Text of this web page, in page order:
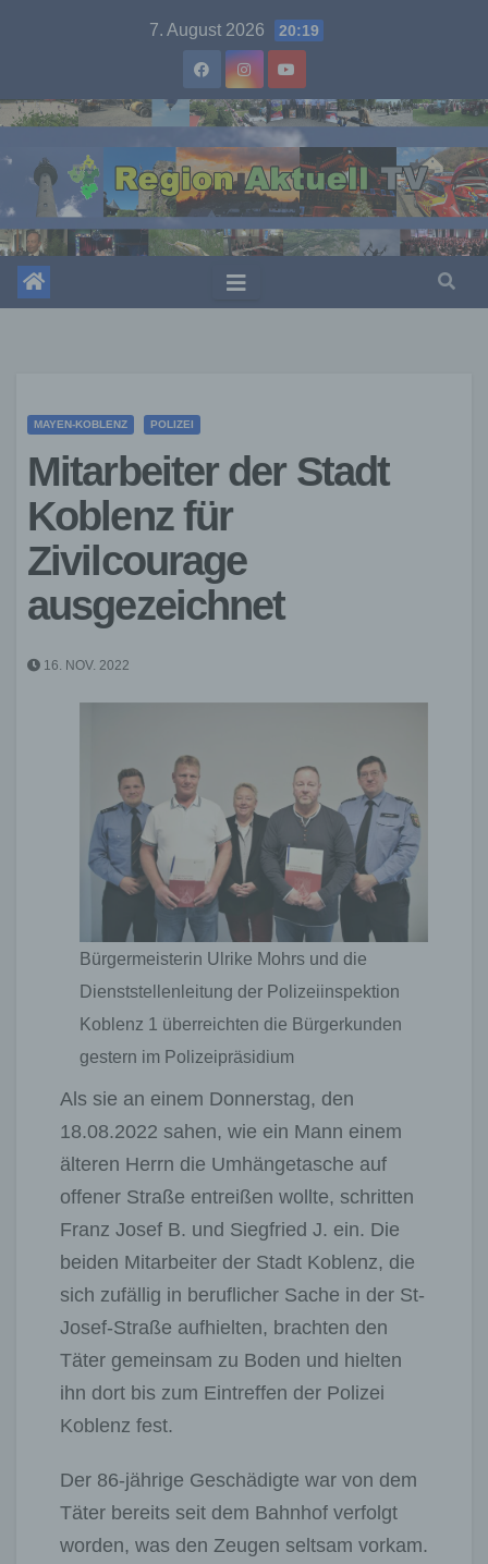
7. August 2026 20:19
MAYEN-KOBLENZ POLIZEI
Mitarbeiter der Stadt
Koblenz für
Zivilcourage
ausgezeichnet
16. NOV. 2022
Bürgermeisterin Ulrike Mohrs und die
Dienststellenleitung der Polizeiinspektion
Koblenz 1 überreichten die Bürgerkunden
gestern im Polizeipräsidium
Als sie an einem Donnerstag, den
18.08.2022 sahen, wie ein Mann einem
älteren Herrn die Umhängetasche auf
offener Straße entreißen wollte, schritten
Franz Josef B. und Siegfried J. ein. Die
beiden Mitarbeiter der Stadt Koblenz, die
sich zufällig in beruflicher Sache in der St-
Josef-Straße aufhielten, brachten den
Täter gemeinsam zu Boden und hielten
ihn dort bis zum Eintreffen der Polizei
Koblenz fest.
Der 86-jährige Geschädigte war von dem
Täter bereits seit dem Bahnhof verfolgt
worden, was den Zeugen seltsam vorkam.